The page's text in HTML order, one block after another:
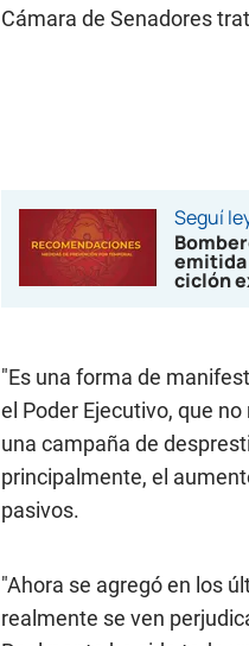
Cámara de Senadores
Seguí
emitida
ciclón
"Es una forma de
el Poder Ejecutivo, que
una campaña de
principalmente, el
pasivos.
"Ahora se agregó en los
realmente se ven